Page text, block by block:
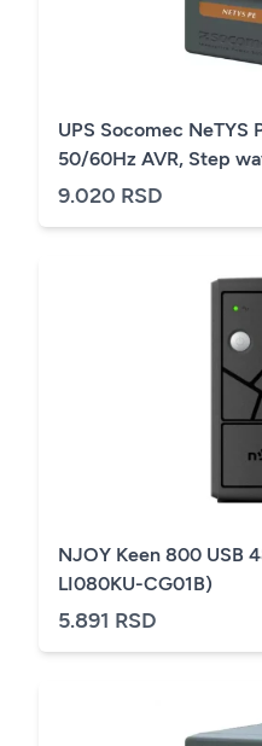
UPS Socomec NeTYS
50/60Hz AVR, Step
9.020 RSD
NJOY Keen 800 USB
LI080KU-CG01B)
5.891 RSD